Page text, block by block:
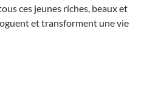
ces jeunes riches, beaux et
et transforment une vie